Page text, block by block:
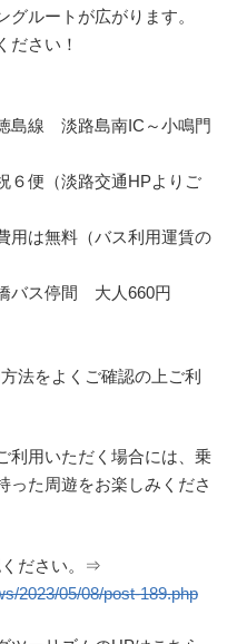
ルートが広がります。
ださい！
島線 淡路島南IC～小鳴門
６便（淡路交通HPよりご
用は無料（バス利用運賃の
ス停間 大人660円
法をよくご確認の上ご利
利用いただく場合には、乗
った周遊をお楽しみくださ
ください。⇒
2023/05/08/post-189.php